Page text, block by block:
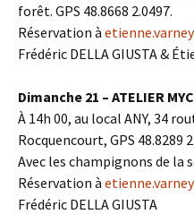
forêt. GPS 48.8668 2.0497.
Réservation à
Frédéric DELLA GIUSTA &
Dimanche 21 – ATELIER
À 14h 00, au local ANY, 34
Rocquencourt, GPS 48.8289
Avec les champignons de la
Réservation à
Frédéric DELLA GIUSTA